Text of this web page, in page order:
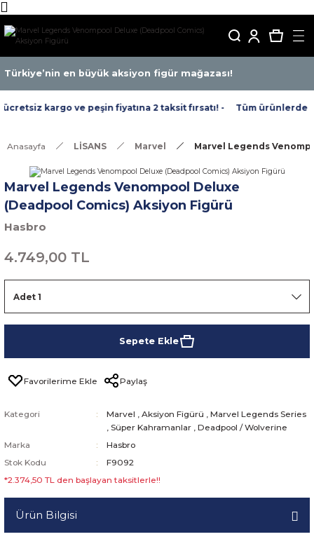
Türkiye’nin en büyük aksiyon figür mağazası!
kargo ve peşin fiyatına 2 taksit fırsatı! - Tüm ürünlerde
Anasayfa LİSANS Marvel Marvel Legends
Marvel Legends Venompool Deluxe
(Deadpool Comics) Aksiyon Figürü
Hasbro
4.749,00 TL
Sepete Ekle
Paylaş
Kategori Marvel , Aksiyon Figürü , Marvel Legends Series
, Süper Kahramanlar , Deadpool / Wolverine
Marka
Hasbro
Stok Kodu
F9092
*2.374,50 TL den başlayan taksitlerle!!
Ürün Bilgisi